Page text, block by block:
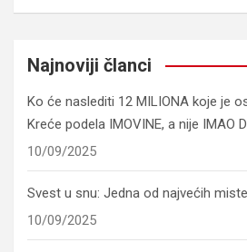
Najnoviji članci
Ko će naslediti 12 MILIONA koje je
Kreće podela IMOVINE, a nije IMAO
10/09/2025
Svest u snu: Jedna od najvećih
10/09/2025